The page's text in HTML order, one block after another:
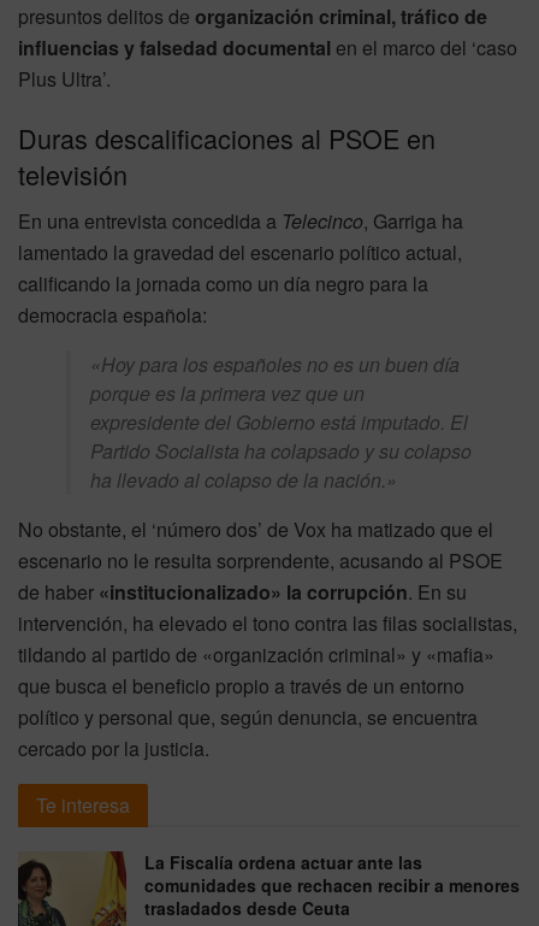
presuntos delitos de organización criminal, tráfico de
influencias y falsedad documental en el marco del ‘caso
Plus Ultra’.
Duras descalificaciones al PSOE en
televisión
En una entrevista concedida a Telecinco, Garriga ha
lamentado la gravedad del escenario político actual,
calificando la jornada como un día negro para la
democracia española:
«Hoy para los españoles no es un buen día
porque es la primera vez que un
expresidente del Gobierno está imputado. El
Partido Socialista ha colapsado y su colapso
ha llevado al colapso de la nación.»
No obstante, el ‘número dos’ de Vox ha matizado que el
escenario no le resulta sorprendente, acusando al PSOE
de haber «institucionalizado» la corrupción. En su
intervención, ha elevado el tono contra las filas socialistas,
tildando al partido de «organización criminal» y «mafia»
que busca el beneficio propio a través de un entorno
político y personal que, según denuncia, se encuentra
cercado por la justicia.
Te interesa
La Fiscalía ordena actuar ante las
comunidades que rechacen recibir a menores
trasladados desde Ceuta